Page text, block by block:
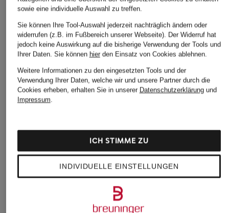
Weitere Kategorien
Beige POLO RALPH
LAUREN Caps
Beige POLO RALPH
LAUREN Pullover
LAUREN Hoodies
LAUREN Pullover
Blaue POLO RALPH
POLO RALPH LAUREN
Leinen­hemden
Polo Ralph Lauren
Loungewear
Mützen
Polo Ralph Lauren
Nachtwäsche
POLO RALPH LAUREN
Poloshirts für Herren im
Sale
sowie eine individuelle Auswahl zu treffen.
Sie können Ihre Tool-Auswahl jederzeit nachträglich ändern oder
widerrufen (z.B. im Fußbereich unserer Webseite). Der Widerruf hat
jedoch keine Auswirkung auf die bisherige Verwendung der Tools und
Ihrer Daten. Sie können hierden Einsatz von Cookies ablehnen.
Weitere Informationen zu den eingesetzten Tools und der
Verwendung Ihrer Daten, welche wir und unsere Partner durch die
Cookies erheben, erhalten Sie in unserer Datenschutzerklärungund
Impressum.
INDIVIDUELLE EINSTELLUNGEN
ICH STIMME ZU